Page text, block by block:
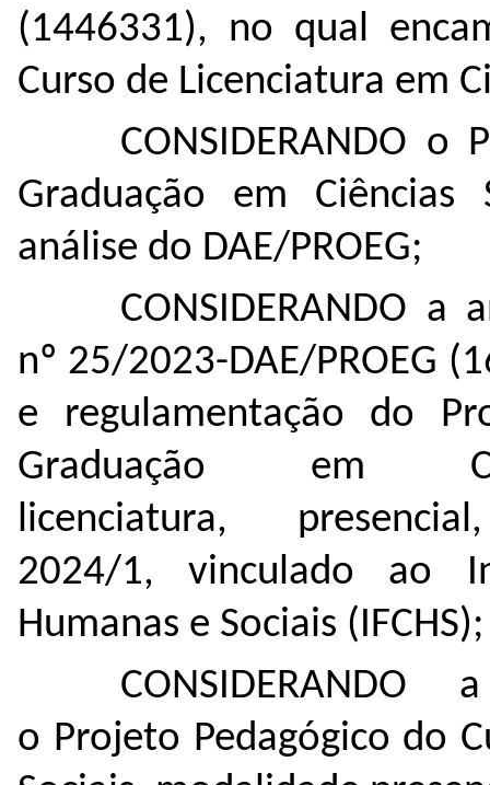
(1446331), no qual
Curso de Licenciatura em
CONSIDERANDO
Graduação em Ciências
análise do DAE/PROEG;
CONSIDERANDO
nº 25/2023-DAE/PROEG (
e regulamentação do
Graduação em
licenciatura,
2024/1, vinculado ao
Humanas e Sociais (IFCHS);
o Projeto Pedagógico do